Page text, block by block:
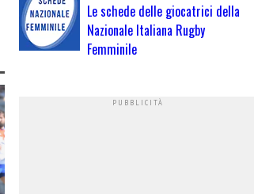
Le schede delle giocatrici della
Nazionale Italiana Rugby
Femminile